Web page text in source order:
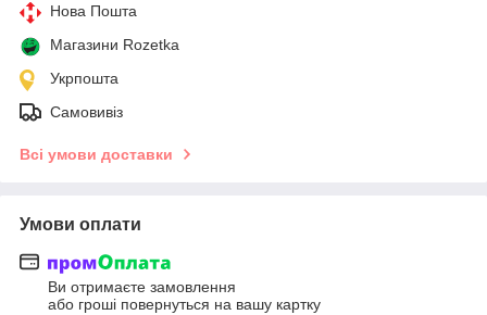
Нова Пошта
Магазини Rozetka
Укрпошта
Самовивіз
Всі умови доставки
Умови оплати
Ви отримаєте замовлення
або гроші повернуться на вашу картку